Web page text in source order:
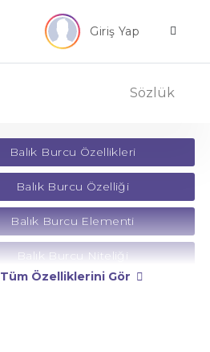
Giriş Yap
Sözlük
Para Falı
Balık Burcu Özellikleri
Balık Burcu Özelliği
Balık Burcu Elementi
Balık Burcu Niteliği
Tüm Özelliklerini Gör